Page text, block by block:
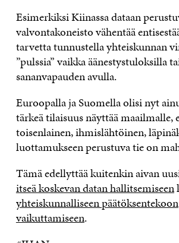
Esimerkiksi Kiinassa dataan
valvontakoneisto vähentää
tarvetta tunnustella yhteiskunnan
”pulssia” vaikka äänestystuloksilla
sananvapauden avulla.
Euroopalla ja Suomella olisi nyt
tärkeä tilaisuus näyttää maailmalle,
toisenlainen, ihmislähtöinen,
luottamukseen perustuva tie on
Tämä edellyttää kuitenkin aivan
itseä koskevan datan hallitsemiseen
yhteiskunnalliseen päätöksentekoon
vaikuttamiseen.